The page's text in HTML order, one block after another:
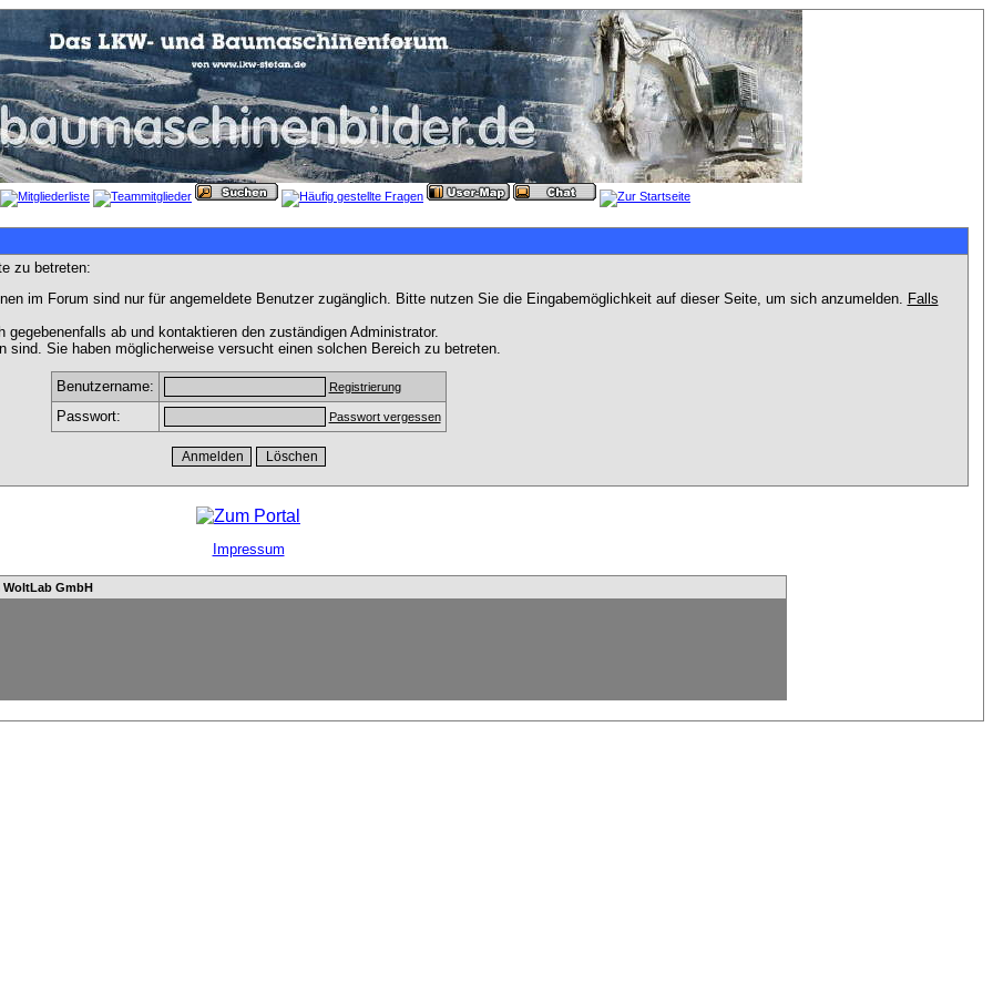
zu betreten:
im Forum sind nur für angemeldete Benutzer zugänglich. Bitte nutzen Sie die Eingabemöglichkeit auf dieser Seite, um sich anzumelden. Falls
ab und kontaktieren den zuständigen Administrator.
Sie haben möglicherweise versucht einen solchen Bereich zu betreten.
Benutzername: Registrierung
Passwort: Passwort vergessen
Impressum
WoltLab GmbH